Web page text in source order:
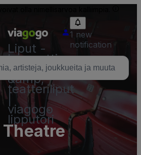
Liput -
konsertti,
urheilu
&amp;
teatteriliput
viagogo
lipputori
1 new
notification